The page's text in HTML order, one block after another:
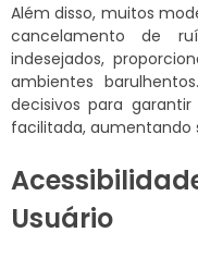
Além disso, muitos
cancelamento de
indesejados,
ambientes
decisivos para
facilitada, aumentando
Usuário